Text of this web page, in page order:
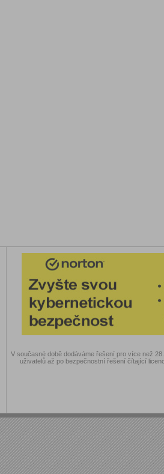
V současné době dodáváme řešení pro více než
uživatelů až po bezpečnostní řešení čítající